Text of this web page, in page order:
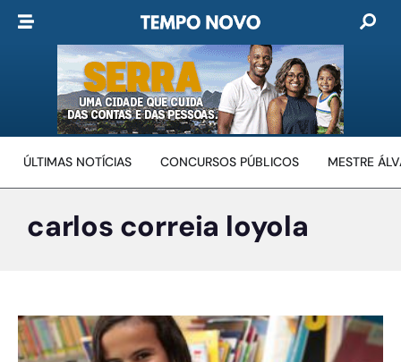
ÚLTIMAS NOTÍCIAS CONCURSOS PÚBLICOS MESTRE
carlos correia loyola